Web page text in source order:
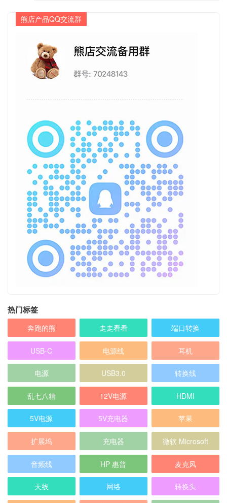
熊店产品QQ交流群
热门标签
奔跑的熊 走走看看 端口转换
USB-C 电源线 耳机
电源 USB3.0 转换线
乱七八糟 12V电源 HDMI
5V电源 5V充电器 苹果
扩展坞 充电器 微软 Microsoft
音频线 HP 惠普 麦克风
天线 网络 转换头